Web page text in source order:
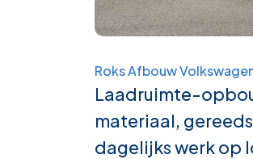
Roks Afbouw
Laadruimte-
materiaal,
dagelijks werk op